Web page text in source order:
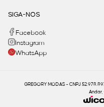
SIGA-NOS
Facebook
Instagram
WhatsApp
GREGORY MODAS - CNPJ
Andar,